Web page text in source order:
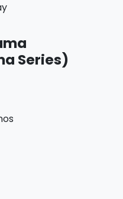
Series)